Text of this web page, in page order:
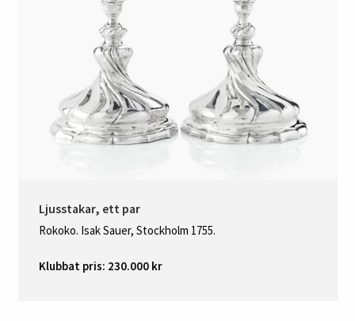
Ljusstakar, ett par
Rokoko. Isak Sauer, Stockholm 1755.
Klubbat pris: 230.000 kr